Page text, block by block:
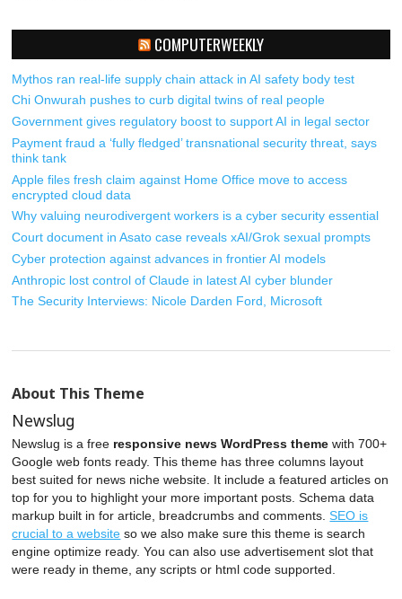
COMPUTERWEEKLY
Mythos ran real-life supply chain attack in AI safety body test
Chi Onwurah pushes to curb digital twins of real people
Government gives regulatory boost to support AI in legal sector
Payment fraud a ‘fully fledged’ transnational security threat, says
think tank
Apple files fresh claim against Home Office move to access
encrypted cloud data
Why valuing neurodivergent workers is a cyber security essential
Court document in Asato case reveals xAI/Grok sexual prompts
Cyber protection against advances in frontier AI models
Anthropic lost control of Claude in latest AI cyber blunder
The Security Interviews: Nicole Darden Ford, Microsoft
About This Theme
Newslug
Newslug is a free responsive news WordPress theme with 700+
Google web fonts ready. This theme has three columns layout
best suited for news niche website. It include a featured articles on
top for you to highlight your more important posts. Schema data
markup built in for article, breadcrumbs and comments.SEO is
crucial to a website so we also make sure this theme is search
engine optimize ready. You can also use advertisement slot that
were ready in theme, any scripts or html code supported.